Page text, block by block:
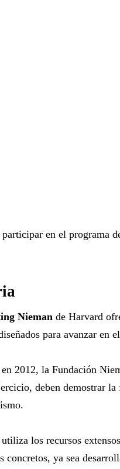
en el programa
Nieman de Harvard
para avanzar en
2012, la Fundación
deben demostrar
los recursos
concretos, ya sea